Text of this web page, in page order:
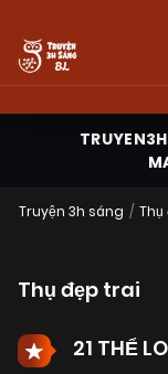
Truyện 3h sáng
Thụ đẹp trai
21 THỂ